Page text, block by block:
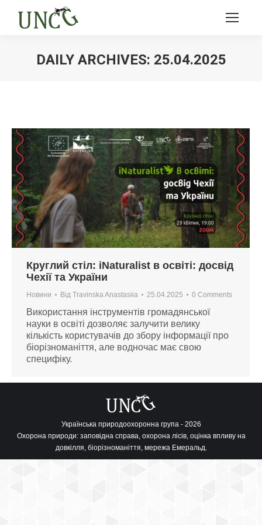
DAILY ARCHIVES: 25.04.2025
Круглий стіл: iNaturalist в освіті: досвід
Чехії та України
Новини Від Travinska Anastasiia 25.04.2025 0 Comments
Використання інструментів громадянської
науки в освіті дозволяє залучити велику
кількість користувачів до збору інформації про
біорізноманіття, але водночас має свою
специфіку.
Українська природоохоронна група - 2026
Охорона природи: заповідна справа, охорона лісів, оцінка впливу на
довкілля, біорізноманіття, мережа Емеральд.